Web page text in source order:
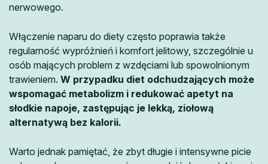
nerwowego.
Włączenie naparu do diety często poprawia także
regularność wypróżnień i komfort jelitowy, szczególnie u
osób mających problem z wzdęciami lub spowolnionym
trawieniem. W przypadku diet odchudzających może
wspomagać metabolizm i redukować apetyt na
słodkie napoje, zastępując je lekką, ziołową
alternatywą bez kalorii.
Warto jednak pamiętać, że zbyt długie i intensywne picie